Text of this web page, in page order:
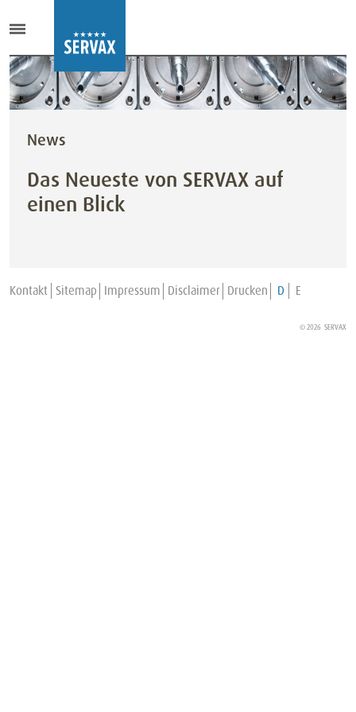
News
Das Neueste von SERVAX auf
einen Blick
Kontakt Sitemap Impressum Disclaimer Drucken D E
© 2026 SERVAX